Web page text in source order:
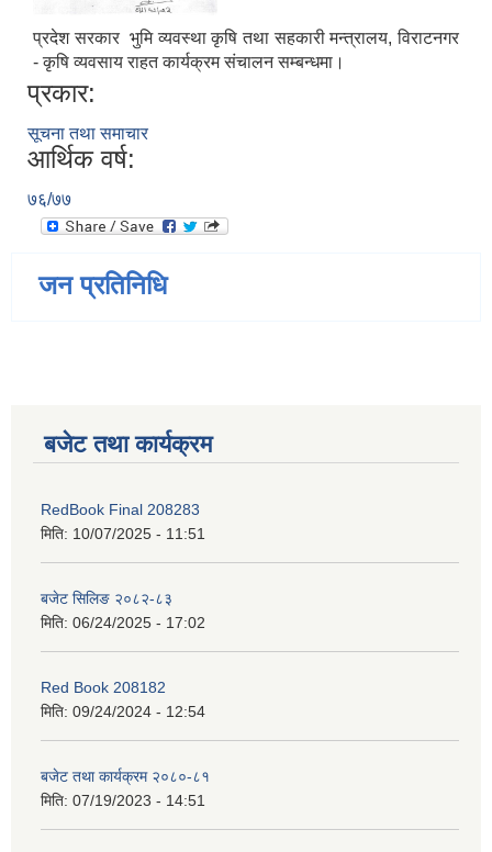
प्रदेश सरकार भुमि व्यवस्था कृषि तथा सहकारी मन्त्रालय, विराटनगर
- कृषि व्यवसाय राहत कार्यक्रम संचालन सम्बन्धमा।
प्रकार:
सूचना तथा समाचार
आर्थिक वर्ष:
७६/७७
जन प्रतिनिधि
बजेट तथा कार्यक्रम
RedBook Final 208283
मिति: 10/07/2025 - 11:51
बजेट सिलिङ २०८२-८३
मिति: 06/24/2025 - 17:02
Red Book 208182
मिति: 09/24/2024 - 12:54
बजेट तथा कार्यक्रम २०८०-८१
मिति: 07/19/2023 - 14:51